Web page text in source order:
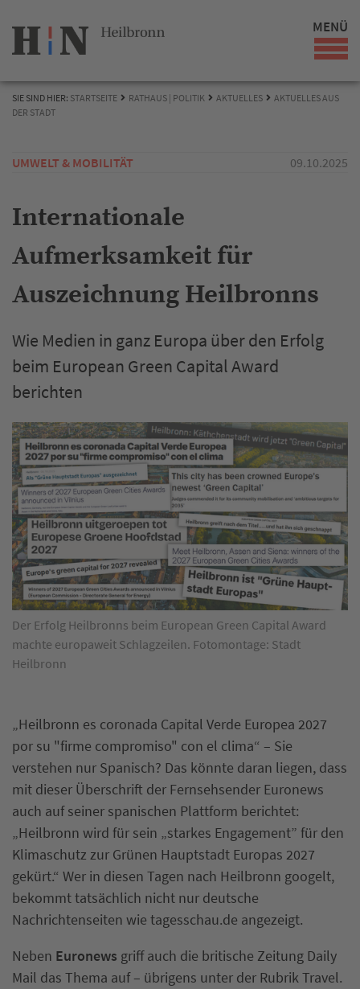
MENÜ
SIE SIND HIER: STARTSEITE RATHAUS | POLITIK AKTUELLES
AKTUELLES AUS
DER STADT
UMWELT & MOBILITÄT 09.10.2025
Internationale
Aufmerksamkeit für
Auszeichnung Heilbronns
Wie Medien in ganz Europa über den Erfolg
beim European Green Capital Award
berichten
Der Erfolg Heilbronns beim European Green Capital Award
machte europaweit Schlagzeilen. Fotomontage: Stadt
Heilbronn
„Heilbronn es coronada Capital Verde Europea 2027
por su "firme compromiso" con el clima“ – Sie
verstehen nur Spanisch? Das könnte daran liegen, dass
mit dieser Überschrift der Fernsehsender Euronews
auch auf seiner spanischen Plattform berichtet:
„Heilbronn wird für sein „starkes Engagement” für den
Klimaschutz zur Grünen Hauptstadt Europas 2027
gekürt.“ Wer in diesen Tagen nach Heilbronn googelt,
bekommt tatsächlich nicht nur deutsche
Nachrichtenseiten wie tagesschau.de angezeigt.
Neben Euronews griff auch die britische Zeitung Daily
Mail das Thema auf – übrigens unter der Rubrik Travel.